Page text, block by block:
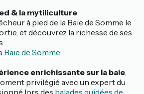
& la mytiliculture
à pied de la Baie de Somme le
et découvrez la richesse de ses
de Somme
enrichissante sur la baie,
privilégié avec un expert du